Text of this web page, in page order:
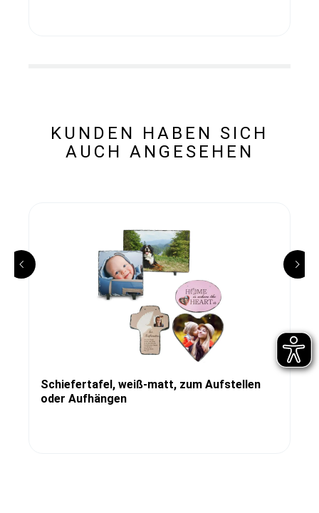
KUNDEN HABEN SICH
AUCH ANGESEHEN
Schiefertafel, weiß-matt, zum Aufstellen
oder Aufhängen